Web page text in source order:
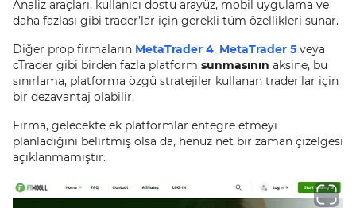
Analiz araçları, kullanıcı dostu arayüz, mobil uygulama ve
daha fazlası gibi trader’lar için gerekli tüm özellikleri sunar.
Diğer prop firmaların MetaTrader 4, MetaTrader 5 veya
cTrader gibi birden fazla platform sunmasının aksine, bu
sınırlama, platforma özgü stratejiler kullanan trader’lar için
bir dezavantaj olabilir.
Firma, gelecekte ek platformlar entegre etmeyi
planladığını belirtmiş olsa da, henüz net bir zaman çizelgesi
açıklanmamıştır.